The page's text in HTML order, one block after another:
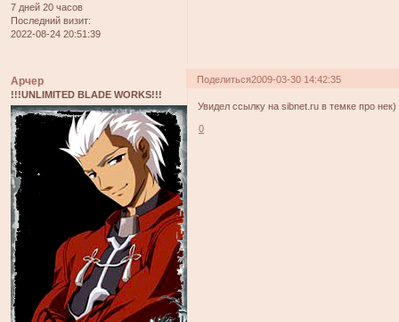
7 дней 20 часов
Последний визит:
2022-08-24 20:51:39
Поделиться2009-03-30 14:42:35
Арчер
!!!UNLIMITED BLADE WORKS!!!
Увидел ссылку на sibnet.ru в темке про нек)
0